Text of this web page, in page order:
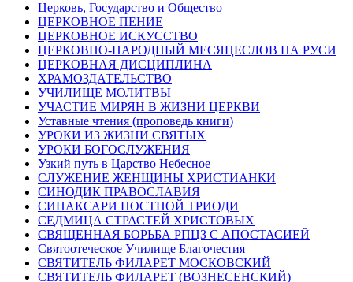
Церковь, Государство и Общество
ЦЕРКОВНОЕ ПЕНИЕ
ЦЕРКОВНОЕ ИСКУССТВО
ЦЕРКОВНО-НАРОДНЫЙ МЕСЯЦЕСЛОВ НА РУСИ
ЦЕРКОВНАЯ ДИСЦИПЛИНА
ХРАМОЗДАТЕЛЬСТВО
УЧИЛИЩЕ МОЛИТВЫ
УЧАСТИЕ МИРЯН В ЖИЗНИ ЦЕРКВИ
Уставные чтения (проповедь книги)
УРОКИ ИЗ ЖИЗНИ СВЯТЫХ
УРОКИ БОГОСЛУЖЕНИЯ
Узкий путь в Царство Небесное
СЛУЖЕНИЕ ЖЕНЩИНЫ ХРИСТИАНКИ
СИНОДИК ПРАВОСЛАВИЯ
СИНАКСАРИ ПОСТНОЙ ТРИОДИ
СЕДМИЦА СТРАСТЕЙ ХРИСТОВЫХ
СВЯЩЕННАЯ БОРЬБА РПЦЗ С АПОСТАСИЕЙ
Святоотеческое Училище Благочестия
СВЯТИТЕЛЬ ФИЛАРЕТ МОСКОВСКИЙ
СВЯТИТЕЛЬ ФИЛАРЕТ (ВОЗНЕСЕНСКИЙ)